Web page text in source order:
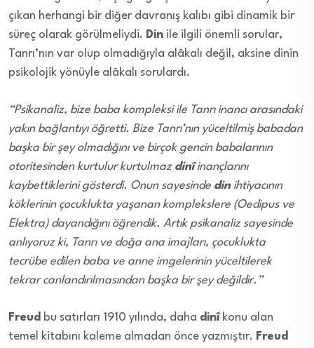
çıkan herhangi bir diğer davranış kalıbı gibi dinamik bir
süreç olarak görülmeliydi. Din ile ilgili önemli sorular,
Tanrı’nın var olup olmadığıyla alâkalı değil, aksine dinin
psikolojik yönüyle alâkalı sorulardı.
“Psikanaliz, bize baba kompleksi ile Tanrı inancı arasındaki
yakın bağlantıyı öğretti. Bize Tanrı’nın yüceltilmiş babadan
başka bir şey olmadığını ve birçok gencin babalarının
otoritesinden kurtulur kurtulmaz dinîinançlarını
kaybettiklerini gösterdi. Onun sayesinde dinihtiyacının
köklerinin çocuklukta yaşanan komplekslere (Oedipus ve
Elektra) dayandığını öğrendik. Artık psikanaliz sayesinde
anlıyoruz ki, Tanrı ve doğa ana imajları, çocuklukta
tecrübe edilen baba ve anne imgelerinin yüceltilerek
tekrar canlandırılmasından başka bir şey değildir.”
Freud bu satırları 1910 yılında, daha dinîkonu alan
temel kitabını kaleme almadan önce yazmıştır. Freud